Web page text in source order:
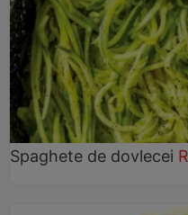
Spaghete de dovlecei